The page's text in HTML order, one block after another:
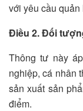
với yêu cầu
Điều 2. Đối
Thông tư này
nghiệp, cá nhân
sản xuất sản
điểm.